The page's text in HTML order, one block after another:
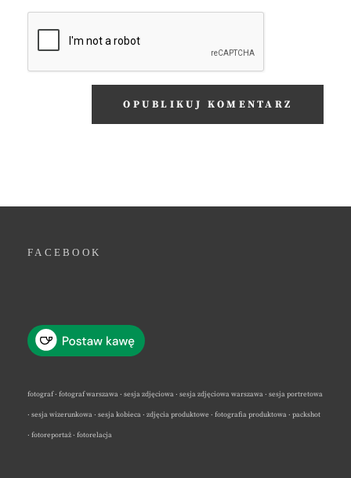
FACEBOOK
fotograf · fotograf warszawa · sesja zdjęciowa · sesja zdjęciowa warszawa · sesja portretowa
· sesja wizerunkowa · sesja kobieca · zdjęcia produktowe · fotografia produktowa · packshot
· fotoreportaż · fotorelacja